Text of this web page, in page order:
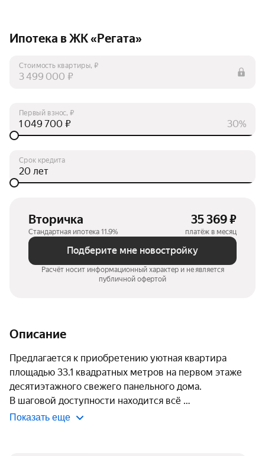
Ипотека в ЖК «Регата»
Стоимость квартиры, ₽
₽
Первый взнос, ₽
30%
₽
Срок кредита
лет
Вторичка
Стандартная ипотека 11.9%
35 369 ₽
платёж в месяц
Подберите мне новостройку
Расчёт носит информационный характер и не является
публичной офертой
Описание
Предлагается к приобретению уютная квартира
площадью 33.1 квадратных метров на первом этаже
десятиэтажного свежего панельного дома.
В шаговой доступности находится всё
Показать еще